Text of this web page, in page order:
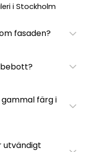
i Stockholm
fasaden?
färg i
utvändigt